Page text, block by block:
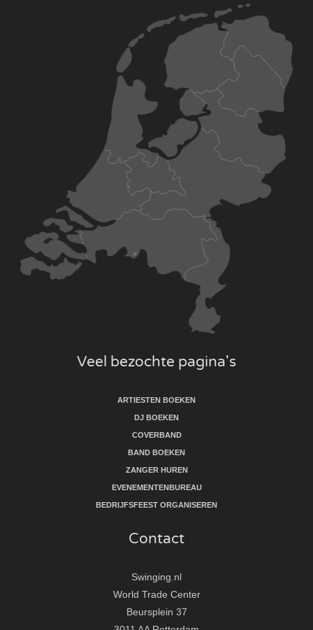
Veel bezochte pagina's
ARTIESTEN BOEKEN
DJ BOEKEN
COVERBAND
BAND BOEKEN
ZANGER HUREN
EVENEMENTENBUREAU
BEDRIJFSFEEST ORGANISEREN
Contact
Swinging.nl
World Trade Center
Beursplein 37